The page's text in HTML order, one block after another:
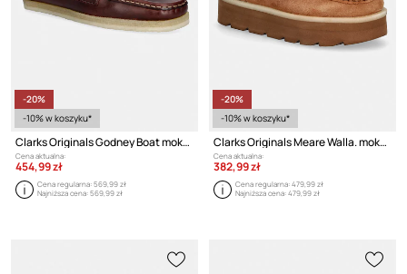
-20%
-10% w koszyku*
Clarks Originals Godney Boat mokasyny damskie skórzane
Cena aktualna:
454,99 zł
Cena regularna:569,99 zł
Najniższa cena:569,99 zł
-20%
-10% w koszyku*
Clarks Originals Meare Walla. mokasyny damskie zamszowe
Cena aktualna:
382,99 zł
Cena regularna:479,99 zł
Najniższa cena:479,99 zł